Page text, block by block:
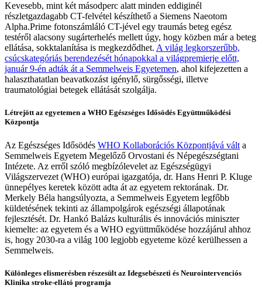
Kevesebb, mint két másodperc alatt minden eddiginél
részletgazdagabb CT-felvétel készíthető a Siemens Naeotom
Alpha.Prime fotonszámláló CT-jével egy traumás beteg egész
testéről alacsony sugárterhelés mellett úgy, hogy közben már a beteg
ellátása, sokktalanítása is megkezdődhet. A világ legkorszerűbb,
csúcskategóriás berendezését hónapokkal a világpremierje előtt,
január 9-én adták át a Semmelweis Egyetemen, ahol kifejezetten a
halaszthatatlan beavatkozást igénylő, sürgősségi, illetve
traumatológiai betegek ellátását szolgálja.
Létrejött az egyetemen a WHO Egészséges Idősödés Együttműködési
Központja
Az Egészséges Idősödés WHO Kollaborációs Központjává vált a
Semmelweis Egyetem Megelőző Orvostani és Népegészségtani
Intézete. Az erről szóló megbízólevelet az Egészségügyi
Világszervezet (WHO) európai igazgatója, dr. Hans Henri P. Kluge
ünnepélyes keretek között adta át az egyetem rektorának. Dr.
Merkely Béla hangsúlyozta, a Semmelweis Egyetem legfőbb
küldetésének tekinti az állampolgárok egészségi állapotának
fejlesztését. Dr. Hankó Balázs kulturális és innovációs miniszter
kiemelte: az egyetem és a WHO együttműködése hozzájárul ahhoz
is, hogy 2030-ra a világ 100 legjobb egyeteme közé kerülhessen a
Semmelweis.
Különleges elismerésben részesült az Idegsebészeti és Neurointervenciós
Klinika stroke-ellátó programja